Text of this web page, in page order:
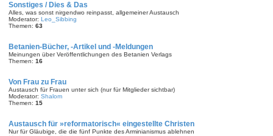
Sonstiges / Dies & Das
Alles, was sonst nirgendwo reinpasst, allgemeiner Austausch
Moderator: Leo_Sibbing
Themen: 63
Betanien-Bücher, -Artikel und -Meldungen
Meinungen über Veröffentlichungen des Betanien Verlags
Themen: 16
Von Frau zu Frau
Austausch für Frauen unter sich (nur für Mitglieder sichtbar)
Moderator: Shalom
Themen: 15
Austausch für »reformatorisch« eingestellte Christen
Nur für Gläubige, die die fünf Punkte des Arminianismus ablehnen